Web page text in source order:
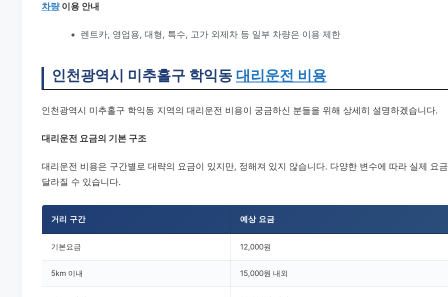
차량이용 안내
렌트카, 영업용, 대형, 특수, 고가 외제차 등 일부 차량은 이용 제한
인천광역시 미추홀구 학익동 대리운전 비용
인천광역시 미추홀구 학익동 지역의 대리운전 비용이 궁금하신 분들을 위해 상세히 설명하겠습니다.
대리운전 요금의 기본 구조
대리운전 비용은 구간별로 대략의 요금이 있지만, 정해져 있지 않습니다. 다양한 변수에 따라 실제 요
달라질 수 있습니다.
거리 구간 예상 요금
기본요금 12,000원
5km 이내 15,000원 내외